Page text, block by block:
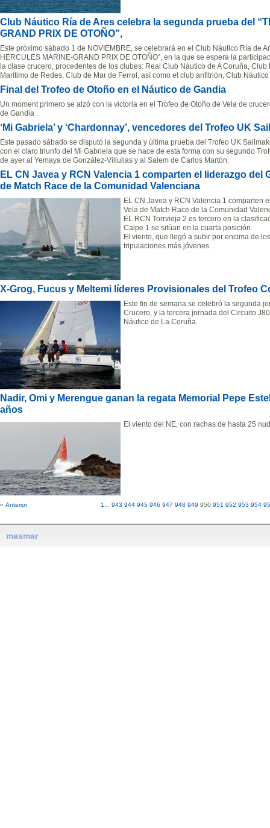
Club Náutico Ría de Ares celebra la segunda prueba del
GRAND PRIX DE OTOÑO”,
Este próximo sábado 1 de NOVIEMBRE, se celebrará en el Club Náutico Ría de
HERCULES MARINE-GRAND PRIX DE OTOÑO”, en la que se espera la
la clase crucero, procedentes de los clubes: Real Club Náutico de A Coruña,
Marítimo de Redes, Club de Mar de Ferrol, así como el club anfitrión, Club
Final del Trofeo de Otoño en el Náutico de Gandia
Un moment primero se alzó con la victoria en el Trofeo de Otoño de Vela de
de Gandia .
‘Mi Gabriela’ y ‘Chardonnay’, vencedores del Trofeo UK
Este pasado sábado se disputó la segunda y última prueba del Trofeo UK
con el claro triunfo del Mi Gabriela que se hace de esta forma con su segundo
de ayer al Yemaya de González-Villullas y al Salem de Carlos Martón.
EL CN Javea y RCN Valencia 1 comparten el liderazgo del
de Match Race de la Comunidad Valenciana
EL CN Javea y RCN Valencia 1 comparten
Vela de Match Race de la Comunidad
EL RCN Torrvieja 2 es tercero en la
Calpe 1 se sitúan en la cuarta posición
El viento, que llegó a subir por encima de
tripulaciones más jóvenes
X-Grog, Fucus y Meltemi líderes Provisionales del Trofeo
Este fin de semana se celebró la segunda
Crucero, y la tercera jornada del Circuito
Náutico de La Coruña.
Nadir, Omi y Merengue ganan la regata Memorial Pepe
años
El viento del NE, con rachas de hasta 25
« Anterior 1 943 944 945 946 947 948 949 950 951 952 953 954
masmar